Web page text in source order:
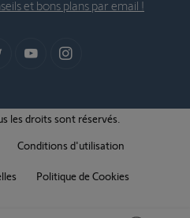
et bons plans par email !
les droits sont réservés.
Conditions d'utilisation
Politique de Cookies